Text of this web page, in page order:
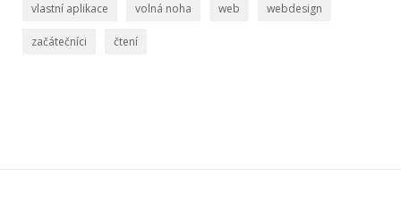
vlastní aplikace volná noha web webdesign
začátečníci čtení